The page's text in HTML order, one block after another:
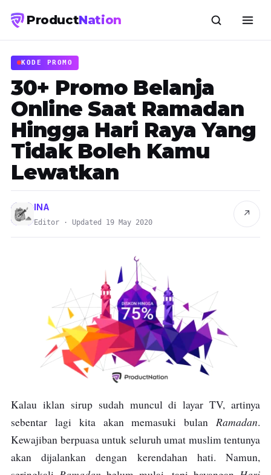
ProductNation
KODE PROMO
30+ Promo Belanja
Online Saat Ramadan
Hingga Hari Raya Yang
Tidak Boleh Kamu
Lewatkan
INA
Editor · Updated 19 May 2020
↗
Kalau iklan sirup sudah muncul di layar TV, artinya
sebentar lagi kita akan memasuki bulan Ramadan.
Kewajiban berpuasa untuk seluruh umat muslim tentunya
akan dijalankan dengan kerendahan hati. Namun,